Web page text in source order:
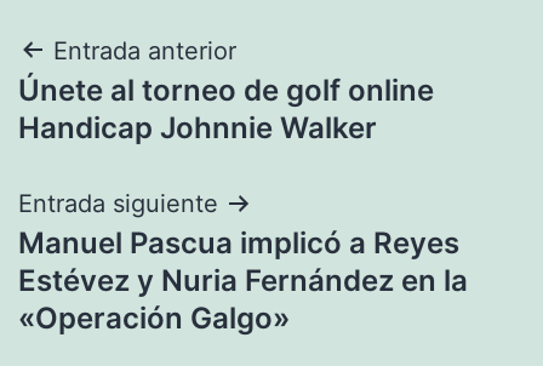
Navegación
de
Entrada anterior
Únete al torneo de golf online
Handicap Johnnie Walker
Entrada siguiente
Manuel Pascua implicó a Reyes
Estévez y Nuria Fernández en la
«Operación Galgo»